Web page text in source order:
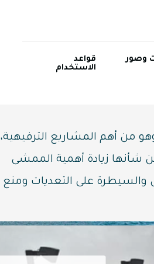
وصور
قواعد
الاستخدام
من أهم المشاريع الترفيهية،
شأنها زيادة أهمية الممشى
والسيطرة على التعديات ومنع